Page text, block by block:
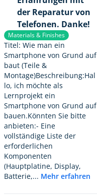
der Reparatur von
Telefonen. Danke!
Materials & Finishes
Titel: Wie man ein
Smartphone von Grund auf
baut (Teile &
Montage)Beschreibung:Hal
lo, ich möchte als
Lernprojekt ein
Smartphone von Grund auf
bauen.Könnten Sie bitte
anbieten:- Eine
vollständige Liste der
erforderlichen
Komponenten
(Hauptplatine, Display,
Batterie,... Mehr erfahren